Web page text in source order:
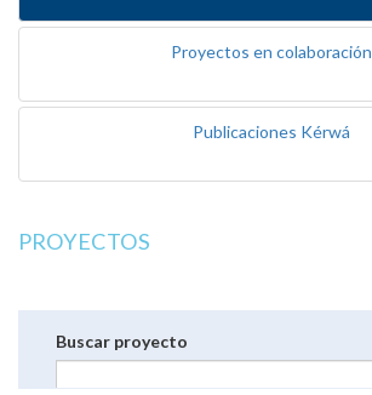
Proyectos en colaboración
Publicaciones Kérwá
PROYECTOS
Buscar proyecto